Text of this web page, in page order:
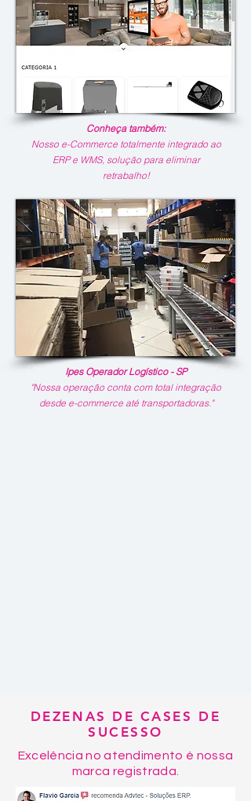
Conheça também:
Nosso e-Commerce totalmente integrado ao
ERP e WMS, solução para eliminar
retrabalho!
Ipes Operador Logístico - SP
"Nossa operação conta com total integração
desde e-commerce até transportadoras."
DEZENAS DE CASES DE
SUCESSO
Excelência no atendimento é nossa
marca registrada.